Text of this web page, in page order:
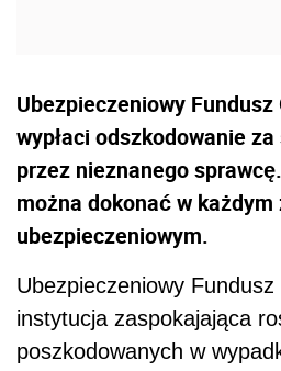
Ubezpieczeniowy Fundusz
wypłaci odszkodowanie
przez nieznanego
można dokonać w każdym
ubezpieczeniowym.
Ubezpieczeniowy
instytucja zaspokajająca
poszkodowanych w